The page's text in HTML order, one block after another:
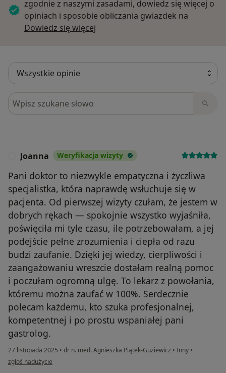
zgodnie z naszymi zasadami, dowiedz się więcej o
opiniach i sposobie obliczania gwiazdek na
Dowiedz się więcej
Szukaj w opiniach
Joanna Weryfikacja wizyty
Pani doktor to niezwykle empatyczna i życzliwa
specjalistka, która naprawdę wsłuchuje się w
pacjenta. Od pierwszej wizyty czułam, że jestem w
dobrych rękach — spokojnie wszystko wyjaśniła,
poświęciła mi tyle czasu, ile potrzebowałam, a jej
podejście pełne zrozumienia i ciepła od razu
budzi zaufanie. Dzięki jej wiedzy, cierpliwości i
zaangażowaniu wreszcie dostałam realną pomoc
i poczułam ogromną ulgę. To lekarz z powołania,
któremu można zaufać w 100%. Serdecznie
polecam każdemu, kto szuka profesjonalnej,
kompetentnej i po prostu wspaniałej pani
gastrolog.
27 listopada 2025 • dr n. med. Agnieszka Piątek-Guziewicz • Inny •
w opinii użytkownika Joanna
zgłoś nadużycie